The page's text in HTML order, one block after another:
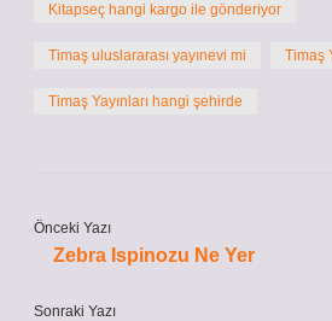
Kitapseç hangi kargo ile gönderiyor
Timaş uluslararası yayınevi mi Timaş
Timaş Yayınları hangi şehirde
Önceki Yazı
Zebra Ispinozu Ne Yer
Sonraki Yazı